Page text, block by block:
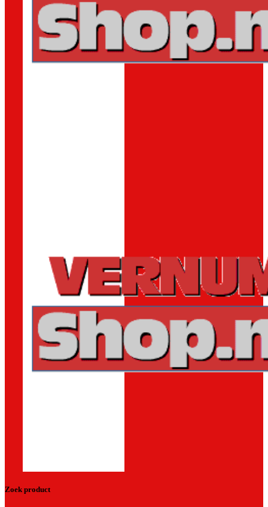
Zoek product